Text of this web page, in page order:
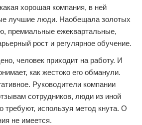
хорошая компания, в ней
лучшие люди. Наобещала золотых
премиальные ежеквартальные,
рост и регулярное обучение.
человек приходит на работу. И
как жестоко его обманули.
Руководители компании
сотрудников, люди из иной
требуют, используя метод кнута. О
не имеется.